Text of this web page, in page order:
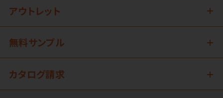
アウトレット
無料サンプル
カタログ請求